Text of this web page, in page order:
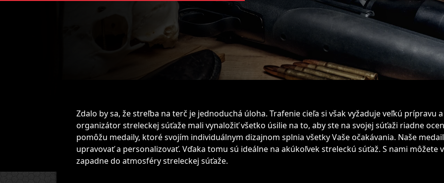
Zdalo by sa, že streľba na terč je jednoduchá úloha. Trafenie cieľa si však vyžaduje veľkú prípravu
organizátor streleckej súťaže mali vynaložiť všetko úsilie na to, aby ste na svojej súťaži riadne
pomôžu medaily, ktoré svojím individuálnym dizajnom splnia všetky Vaše očakávania. Naše
upravovať a personalizovať. Vďaka tomu sú ideálne na akúkoľvek streleckú súťaž. S nami
zapadne do atmosféry streleckej súťaže.